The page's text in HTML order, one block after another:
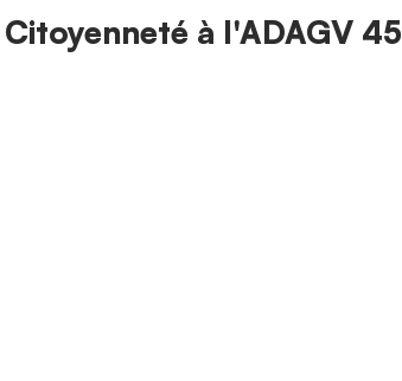
à l'ADAGV 45